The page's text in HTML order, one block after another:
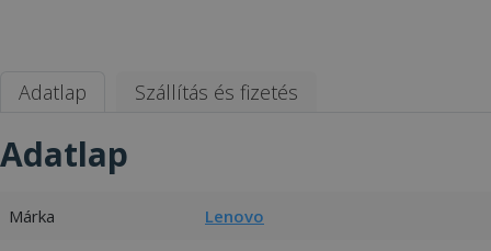
Adatlap Szállítás és fizetés
Adatlap
Márka Lenovo